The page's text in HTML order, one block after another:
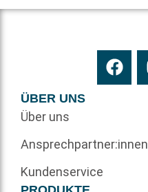
ÜBER UNS
Über uns
Ansprechpartner:innen
Kundenservice